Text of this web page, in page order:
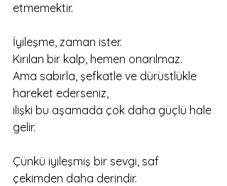
etmemektir.
İyileşme, zaman ister.
Kırılan bir kalp, hemen onarılmaz.
Ama sabırla, şefkatle ve dürüstlükle
hareket ederseniz,
ilişki bu aşamada çok daha güçlü hale
gelir.
Çünkü iyileşmiş bir sevgi, saf
çekimden daha derindir.